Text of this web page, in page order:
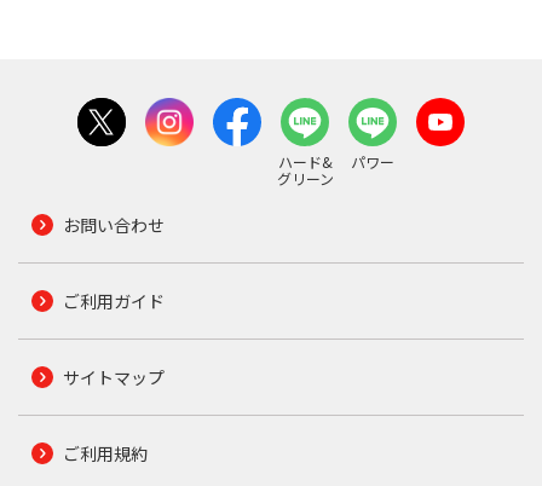
ハード&
グリーン
パワー
お問い合わせ
ご利用ガイド
サイトマップ
ご利用規約